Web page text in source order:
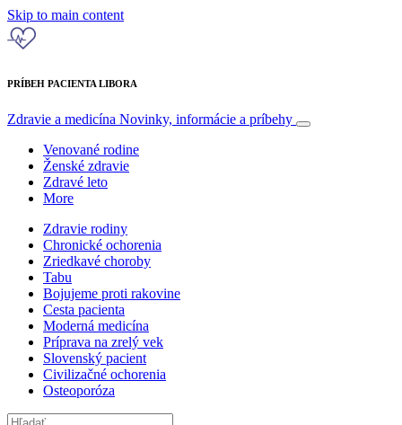
Skip to main content
PRÍBEH PACIENTA LIBORA
Zdravie a medicína Novinky, informácie a príbehy
Venované rodine
Ženské zdravie
Zdravé leto
More
Zdravie rodiny
Chronické ochorenia
Zriedkavé choroby
Tabu
Bojujeme proti rakovine
Cesta pacienta
Moderná medicína
Príprava na zrelý vek
Slovenský pacient
Civilizačné ochorenia
Osteoporóza